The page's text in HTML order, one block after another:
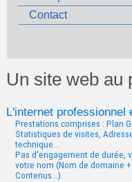
Contact
Un site web au
L'internet professionnel
Prestations comprises : Plan
Statistiques de visites,
technique...
Pas d'engagement de durée,
votre nom (Nom de domaine
Contenus...).